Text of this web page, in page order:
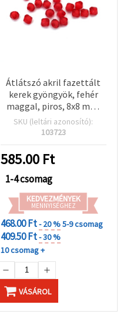
Átlátszó akril fazettált
kerek gyöngyök, fehér
maggal, piros, 8x8 mm,
lyuk: 2 mm – 50 g (kb. 240
db)
SKU (leltári azonosító):
103723
585.00 Ft
1-4 csomag
KEDVEZMÉNYEK
MENNYISÉGHEZ
468.00 Ft- 20 %5-9 csomag
409.50 Ft- 30 %
10 csomag +
VÁSÁROL